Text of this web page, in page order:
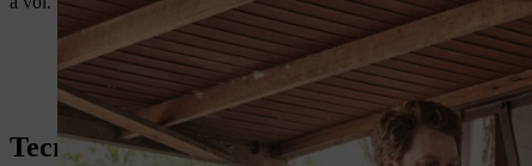
Tecnologia della batteria STIHL: per